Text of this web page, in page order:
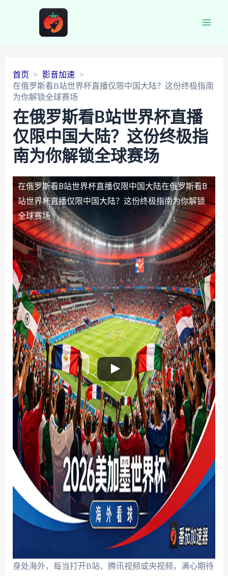
首页
影音加速
在俄罗斯看B站世界杯直播仅限中国大陆？这份终极指南
为你解锁全球赛场
在俄罗斯看B站世界杯直播
仅限中国大陆？这份终极指
南为你解锁全球赛场
在俄罗斯看B站世界杯直播仅限中国大陆在俄罗斯看B
站世界杯直播仅限中国大陆？这份终极指南为你解锁
全球赛场
身处海外，每当打开B站、腾讯视频或央视频，满心期待